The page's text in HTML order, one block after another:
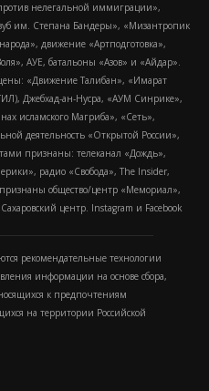
нелегальной иммиграции»,
им. Степана Бандеры», «Мизантропик
движение «Артподготовка»,
АУЕ, батальоны «Азов» и «Айдар».
«Движение Талибан», «Имарат
Джебхад-ан-Нусра, «АУМ Синрике»,
исламского Магриба», «Сеть»,
деятельность «Открытой России»,
признаны: телеканал «Дождь»,
радио «Свобода», The Insider,
общество/центр «Мемориал»,
центр. Instagram и Facebook
рекомендательные технологии
информации на основе сбора,
к предпочтениям
на территории Российской